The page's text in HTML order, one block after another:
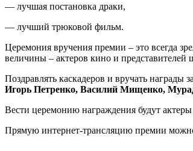
— лучшая постановка драки,
— лучший трюковой фильм.
Церемония вручения премии – это всегда
величины – актеров кино и представителей
Поздравлять каскадеров и вручать награды
Игорь Петренко, Василий Мищенко,
Вести церемонию награждения будут актеры
Прямую интернет-трансляцию премии